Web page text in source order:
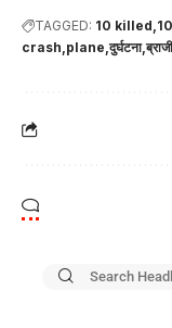
TAGGED: 10 killed
crash plane दुर्घटना